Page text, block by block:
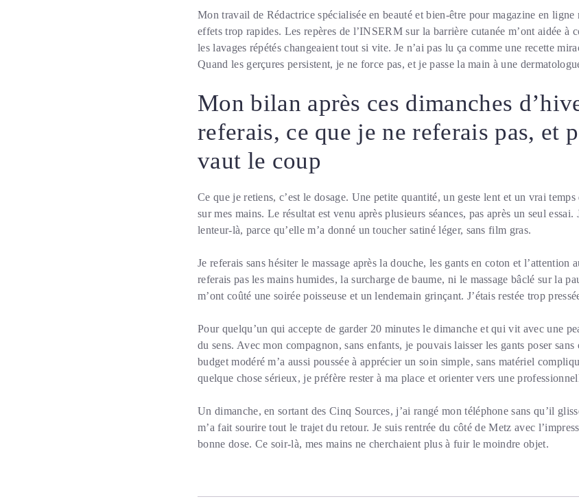
Mon travail de Rédactrice spécialisée en beauté et bien-être pour magazine en ligne
effets trop rapides. Les repères de l’INSERM sur la barrière cutanée m’ont aidée à
les lavages répétés changeaient tout si vite. Je n’ai pas lu ça comme une recette
Quand les gerçures persistent, je ne force pas, et je passe la main à une
Mon bilan après ces dimanches
referais, ce que je ne referais pas, et
vaut le coup
Ce que je retiens, c’est le dosage. Une petite quantité, un geste lent et un vrai
sur mes mains. Le résultat est venu après plusieurs séances, pas après un seul essai.
lenteur-là, parce qu’elle m’a donné un toucher satiné léger, sans film gras.
Je referais sans hésiter le massage après la douche, les gants en coton et l’attention
referais pas les mains humides, la surcharge de baume, ni le massage bâclé sur la
m’ont coûté une soirée poisseuse et un lendemain grinçant. J’étais restée trop
Pour quelqu’un qui accepte de garder 20 minutes le dimanche et qui vit avec une
du sens. Avec mon compagnon, sans enfants, je pouvais laisser les gants poser
budget modéré m’a aussi poussée à apprécier un soin simple, sans matériel
quelque chose sérieux, je préfère rester à ma place et orienter vers une
Un dimanche, en sortant des Cinq Sources, j’ai rangé mon téléphone sans qu’il
m’a fait sourire tout le trajet du retour. Je suis rentrée du côté de Metz avec
bonne dose. Ce soir-là, mes mains ne cherchaient plus à fuir le moindre objet.